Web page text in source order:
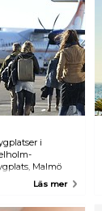
i
Malmö
20 minuter
Läs mer